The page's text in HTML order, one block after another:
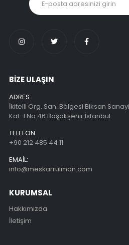
BİZE ULAŞIN
ADRES:
İkitelli Org. San. Bölgesi Biksan
Kat-1 No:46 Başakşehir İstanbul
TELEFON:
+90 212 485 44 11
EMAIL:
info@meskarrulman.com
KURUMSAL
Hakkımızda
İletişim